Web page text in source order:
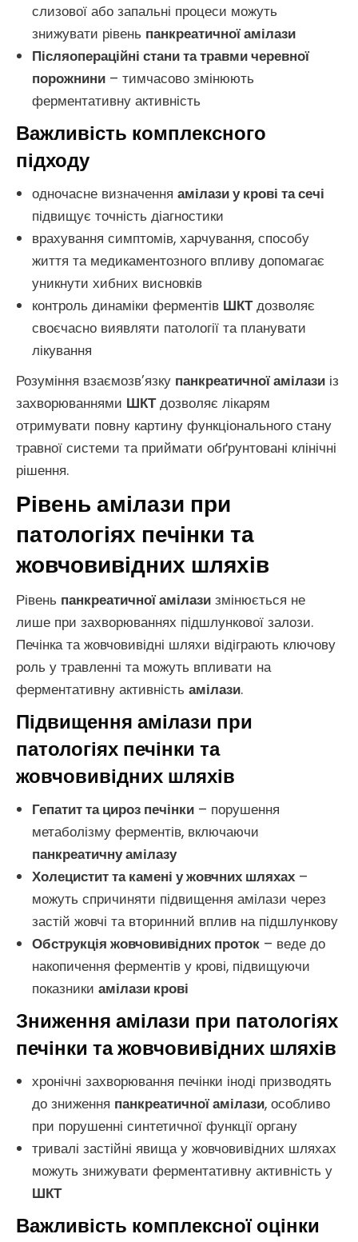
слизової або запальні процеси можуть
знижувати рівень панкреатичної амілази
Післяопераційні стани та травми черевної
порожнини – тимчасово змінюють
ферментативну активність
Важливість комплексного
підходу
одночасне визначення амілази у крові та сечі
підвищує точність діагностики
врахування симптомів, харчування, способу
життя та медикаментозного впливу допомагає
уникнути хибних висновків
контроль динаміки ферментів ШКТдозволяє
своєчасно виявляти патології та планувати
лікування
Розуміння взаємозв’язку панкреатичної амілази із
захворюваннями ШКТдозволяє лікарям
отримувати повну картину функціонального стану
травної системи та приймати обґрунтовані клінічні
рішення.
Рівень амілази при
патологіях печінки та
жовчовивідних шляхів
Рівень панкреатичної амілази змінюється не
лише при захворюваннях підшлункової залози.
Печінка та жовчовивідні шляхи відіграють ключову
роль у травленні та можуть впливати на
ферментативну активність амілази.
Підвищення амілази при
патологіях печінки та
жовчовивідних шляхів
Гепатит та цироз печінки – порушення
метаболізму ферментів, включаючи
панкреатичну амілазу
Холецистит та камені у жовчних шляхах –
можуть спричиняти підвищення амілази через
застій жовчі та вторинний вплив на підшлункову
Обструкція жовчовивідних проток – веде до
накопичення ферментів у крові, підвищуючи
показники амілази крові
Зниження амілази при патологіях
печінки та жовчовивідних шляхів
хронічні захворювання печінки іноді призводять
до зниження панкреатичної амілази, особливо
при порушенні синтетичної функції органу
тривалі застійні явища у жовчовивідних шляхах
можуть знижувати ферментативну активність у
ШКТ
Важливість комплексної оцінки